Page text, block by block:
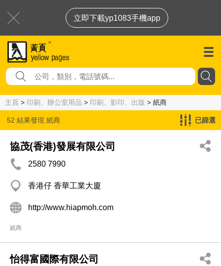
立即下載yp1083手機app
主頁 > 印刷、辦公室用品 > 印刷、影印、出版 > 紙商
52 結果發現 紙商 已篩選
協茂(香港)發展有限公司
2580 7990
香港仔 香華工業大廈
http://www.hiapmoh.com
紙商
怡得富國際有限公司